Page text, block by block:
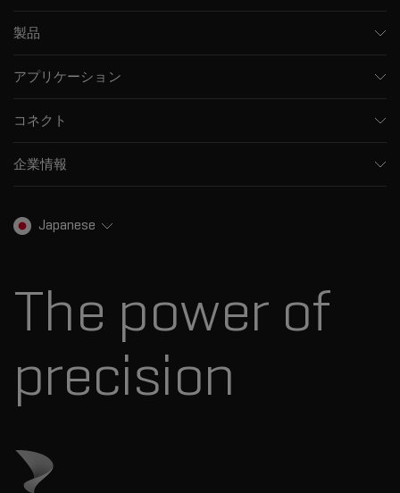
製品
キャピラリー電気泳動機器
統合ソリューション
HPLC製品
スペクトルライブラリ
アプリケーション
環境分析
法医学ソリューション
コネクト
トレーニング
キャリア
お問い合わせ
企業情報
プレスリリース
Japanese
The power of
precision
ダナハーのサイトにアクセス